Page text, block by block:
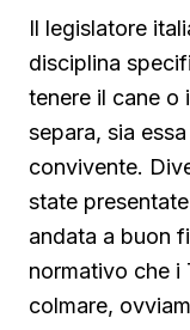
Il legislatore
disciplina
tenere il cane o
separa, sia
convivente.
state
andata a buon
normativo che i
colmare,